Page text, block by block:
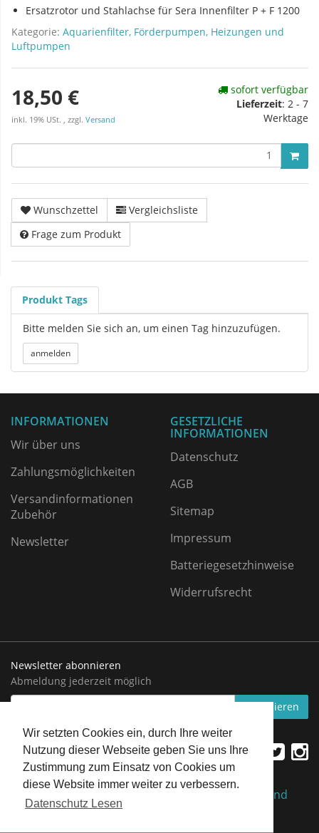
Wir setzten Cookies ein, durch Ihre weiter
Nutzung dieser Webseite geben Sie uns Ihre
Zustimmung zum Einsatz von Cookies um
diese Website immer weiter zu verbessern.
Datenschutz Lesen
Ersatzrotor und Stahlachse für Sera Innenfilter P + F 1200
Kategorie: Aquarienfilter, Förderpumpen, Heizungen und
Luftpumpen
18,50 €
inkl. 19% USt. , zzgl. Versand
sofort verfügbar
Lieferzeit: 2 - 7
Werktage
Wunschzettel
Vergleichsliste
Frage zum Produkt
Produkt Tags
Bitte melden Sie sich an, um einen Tag hinzuzufügen.
INFORMATIONEN
Wir über uns
Zahlungsmöglichkeiten
Versandinformationen
Zubehör
Newsletter
GESETZLICHE
INFORMATIONEN
Datenschutz
AGB
Sitemap
Impressum
Batteriegesetzhinweise
Widerrufsrecht
Newsletter abonnieren
Abmeldung jederzeit möglich
EMAIL-
abonnieren
Versand